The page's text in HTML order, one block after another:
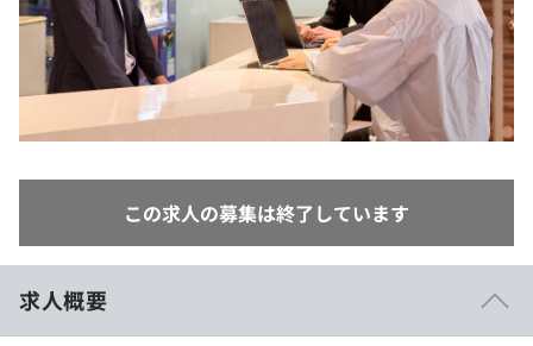
個人向けプラン
法人向けプラン
学校向けプラン
この求人の募集は終了しています
求人概要